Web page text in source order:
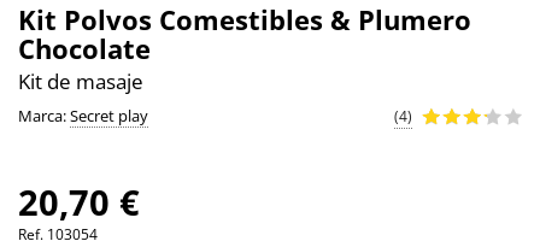
Kit Polvos Comestibles & Plumero
Chocolate
Kit de masaje
Marca:Secret play (4)
20,70 €
Ref. 103054